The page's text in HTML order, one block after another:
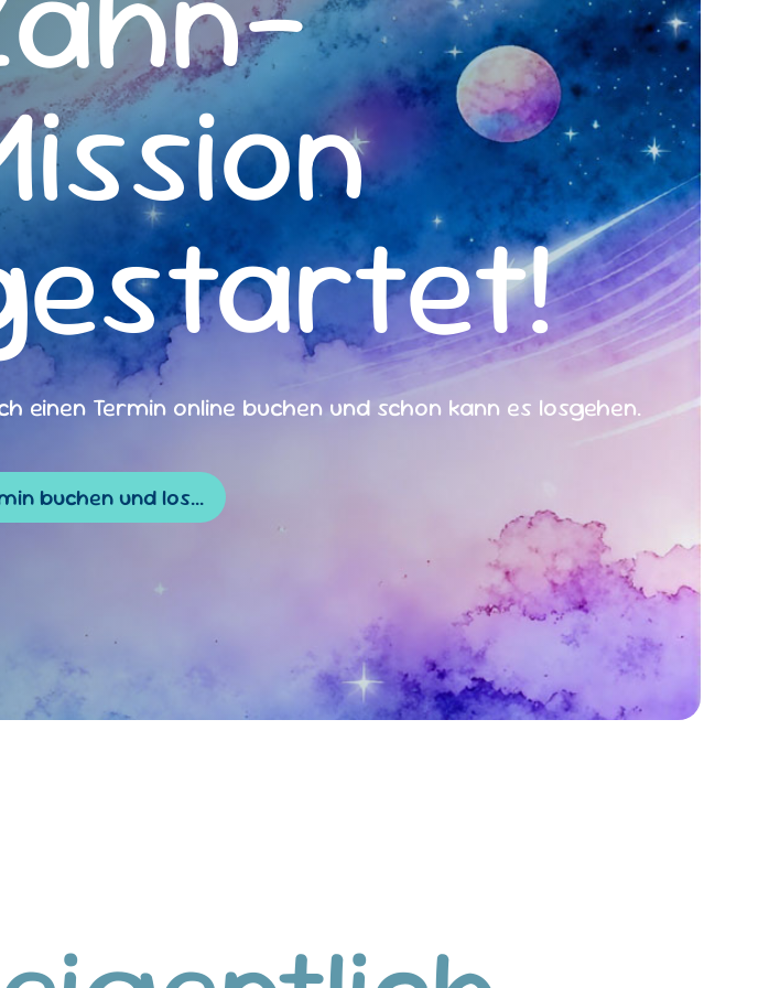
einen Termin online buchen und schon kann es losgehen.
buchen und los...